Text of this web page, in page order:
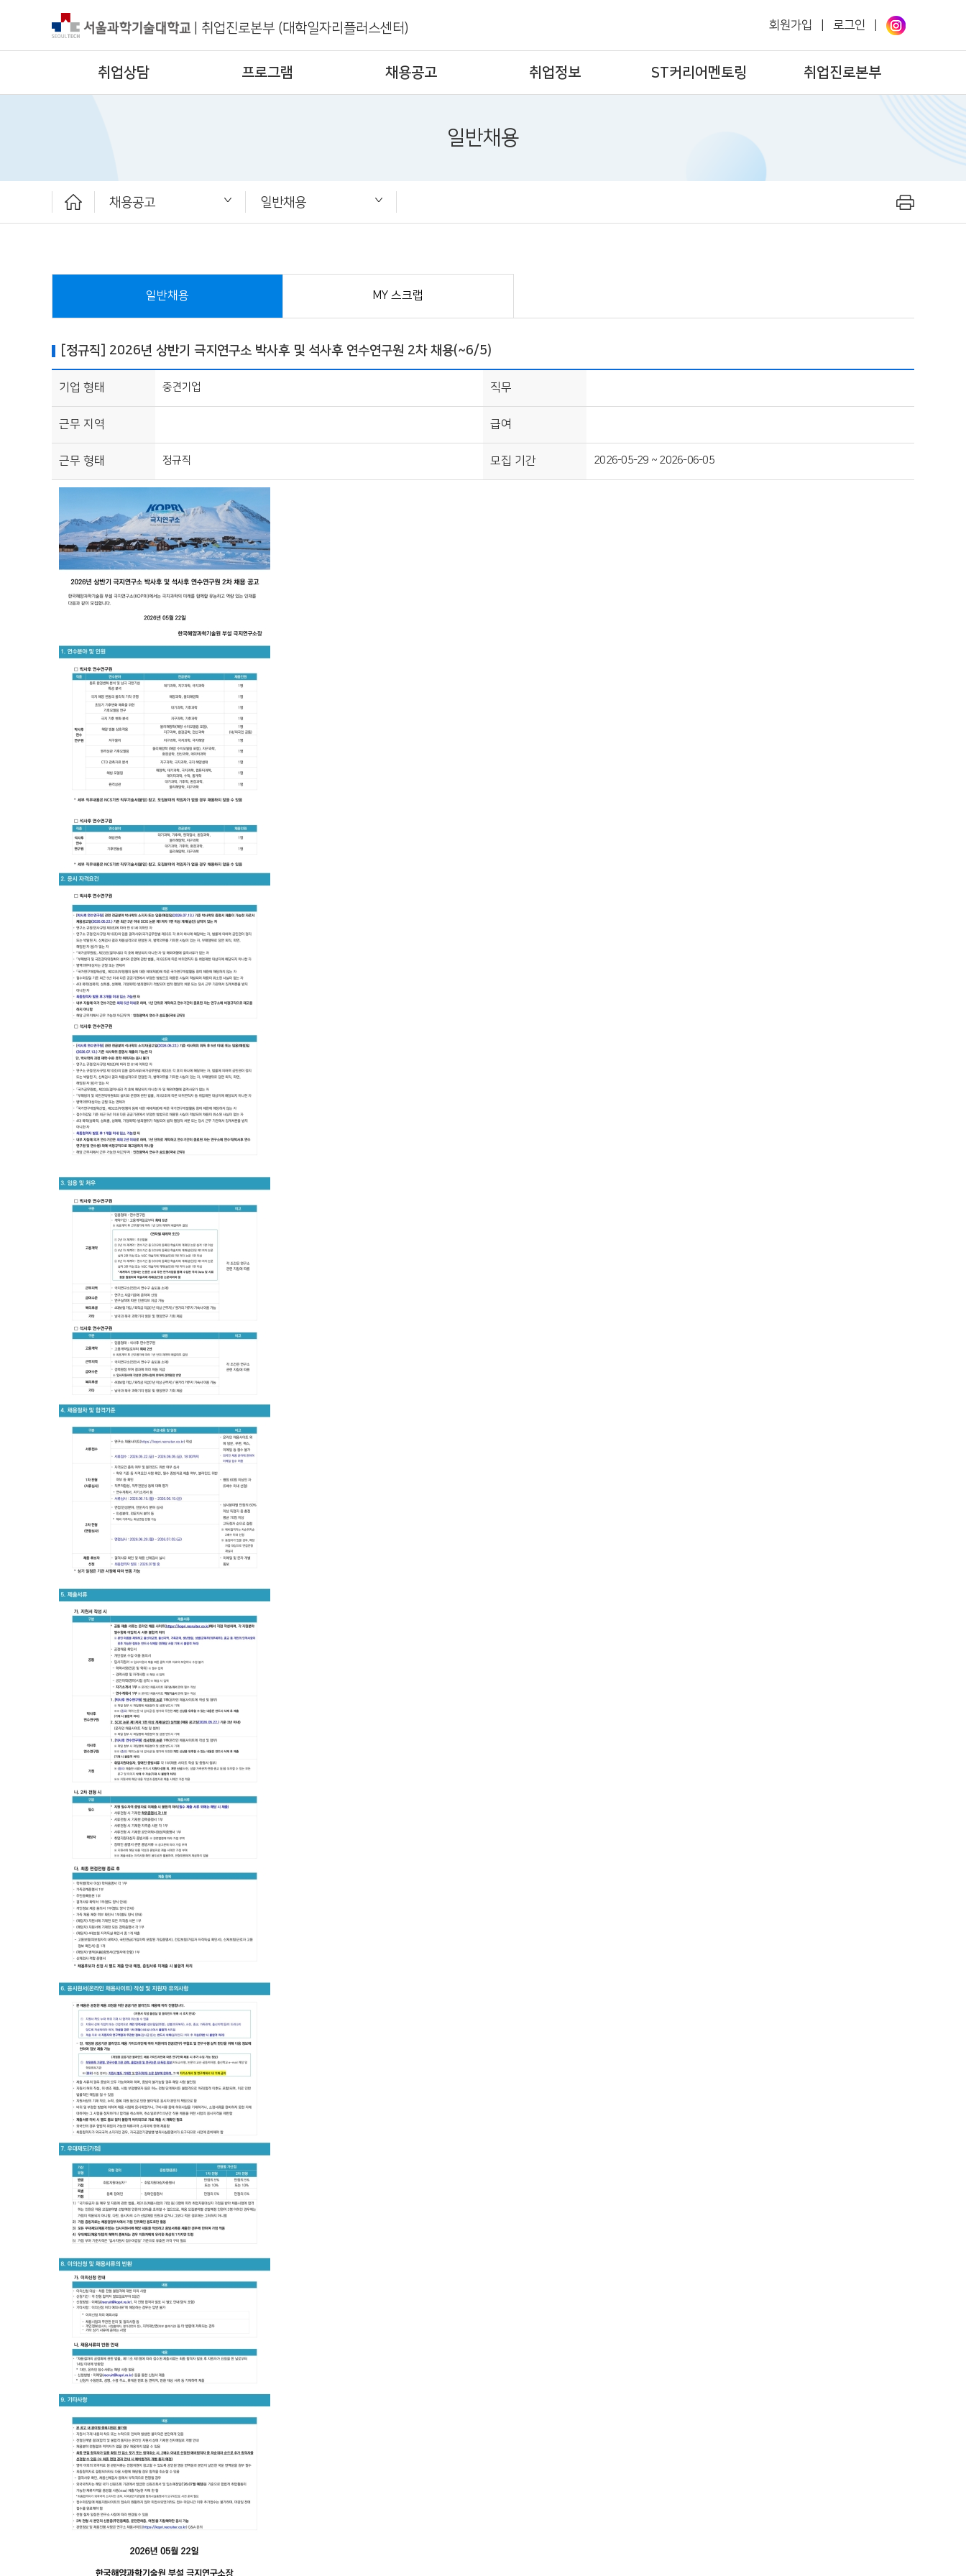
취업진로본부 (대학일자리플러스센터) 회원가입 로그인
취업상담 프로그램 채용공고 취업정보 ST커리어멘토링 취업진로본부
일반채용
채용공고
취업상담
프로그램
채용공고
취업정보
ST커리어멘토링
취업진로본부
일반채용
추천채용
일반채용
채용행사
일반채용 MY 스크랩
[정규직] 2026년 상반기 극지연구소 박사후 및 석사후 연수연구원 2차 채용(~6/5)
기업 형태 중견기업 직무
근무 지역 급여
근무 형태 정규직 모집 기간 2026-05-29 ~ 2026-06-05